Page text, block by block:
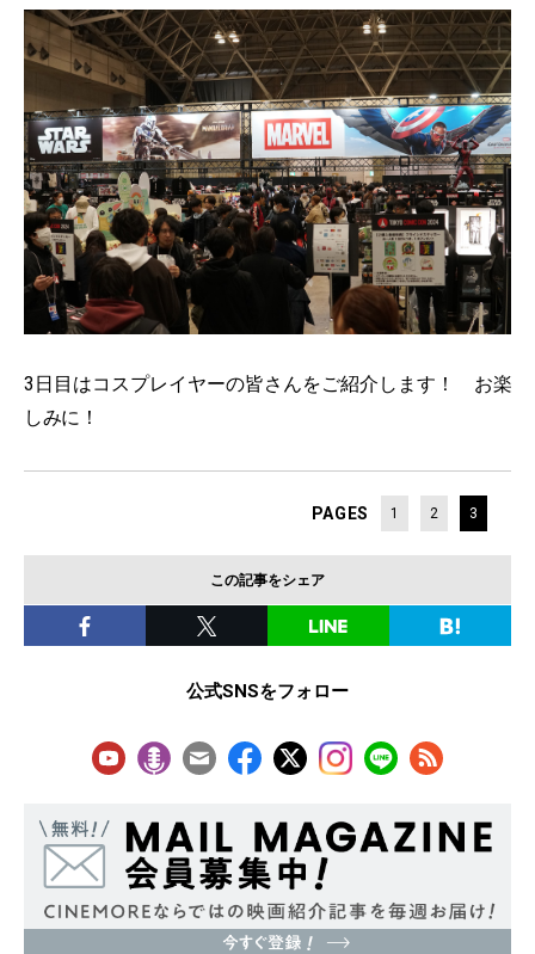
3日目はコスプレイヤーの皆さんをご紹介します！ お楽
しみに！
PAGES 1 2 3
この記事をシェア
公式SNSをフォロー